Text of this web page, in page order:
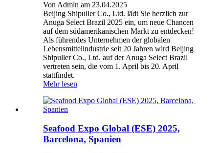
Von Admin am 23.04.2025
Beijing Shipuller Co., Ltd. lädt Sie herzlich zur
Anuga Select Brazil 2025 ein, um neue Chancen
auf dem südamerikanischen Markt zu entdecken!
Als führendes Unternehmen der globalen
Lebensmittelindustrie seit 20 Jahren wird Beijing
Shipuller Co., Ltd. auf der Anuga Select Brazil
vertreten sein, die vom 1. April bis 20. April
stattfindet.
Mehr lesen
Seafood Expo Global (ESE) 2025,
Barcelona, ​​Spanien